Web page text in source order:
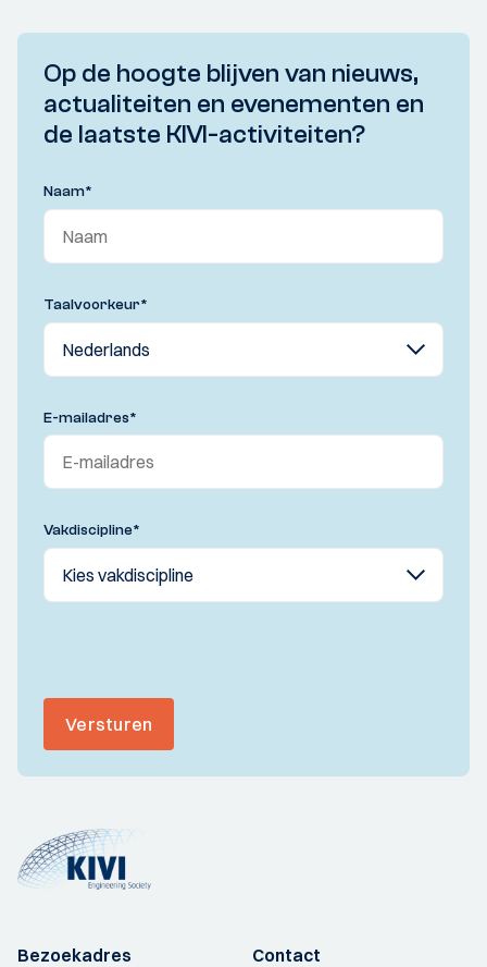
Op de hoogte blijven van nieuws,
actualiteiten en evenementen en
de laatste KIVI-activiteiten?
Naam*
Taalvoorkeur*
E-mailadres*
Vakdiscipline*
Versturen
Bezoekadres
Contact